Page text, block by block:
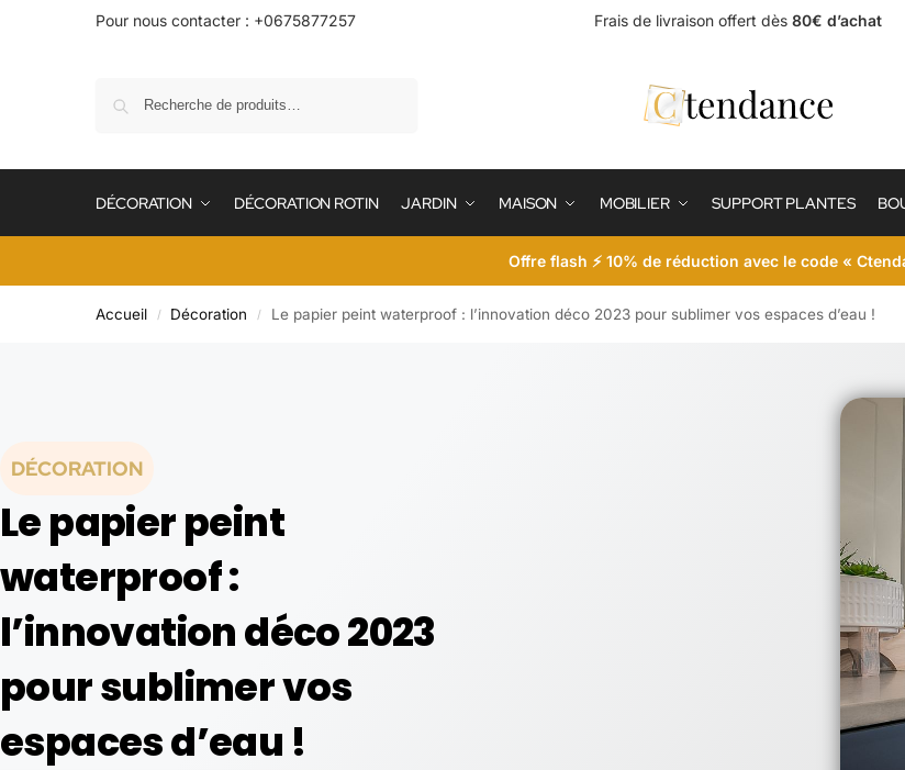
Pour nous contacter : +0675877257 Frais de livraison offert dès 80€ d’achat
DÉCORATION DÉCORATION ROTIN JARDIN MAISON MOBILIER SUPPORT PLANTES
Offre flash ⚡ 10% de réduction avec le code «
Accueil / Décoration / Le papier peint waterproof : l’innovation déco 2023 pour sublimer vos espaces d’eau !
DÉCORATION
Le papier peint
waterproof :
l’innovation déco 2023
pour sublimer vos
espaces d’eau !